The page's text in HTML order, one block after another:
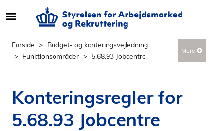
e
r
n
Forside
Budget- og konteringsvejledning
Funktionsområder
5.68.93 Jobcentre
Mere
Konteringsregler for
5.68.93 Jobcentre